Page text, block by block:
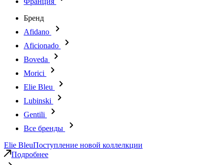
Бренд
Afidano
Aficionado
Boveda
Morici
Elie Bleu
Lubinski
Gentili
Все бренды
Elie BleuПоступление новой коллелкции
Подробнее